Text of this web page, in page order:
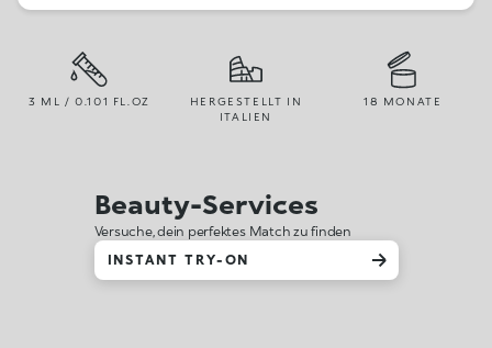
3 ML / 0.101 FL.OZ
HERGESTELLT IN
ITALIEN
18 MONATE
Beauty-Services
Versuche, dein perfektes Match zu finden
INSTANT TRY-ON